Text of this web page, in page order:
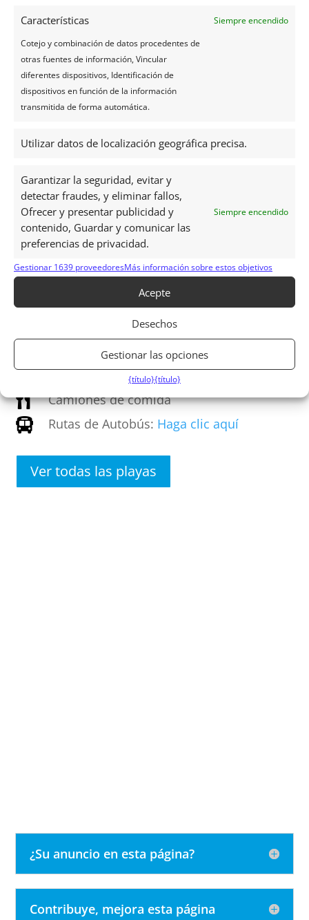
Características
Siempre encendido
Cotejo y combinación de datos procedentes de
otras fuentes de información, Vincular
diferentes dispositivos, Identificación de
dispositivos en función de la información
transmitida de forma automática.
Utilizar datos de localización geográfica precisa.
Garantizar la seguridad, evitar y
detectar fraudes, y eliminar fallos,
Ofrecer y presentar publicidad y
contenido, Guardar y comunicar las
preferencias de privacidad.
Siempre encendido
Gestionar 1639 proveedoresMás información sobre estos objetivos
Acepte
Desechos
Gestionar las opciones
{título}{título}
Es muy sencillo, solo tienes que hacer clic en el botón de
abajo.
Crear una página personalizada
 Pronóstico del tiempo para 7 días
 Alquilar un coche
 Comprar un billete de avión
 Reserva un hotel o una villa.
 Accesible para niños y cochecitos
 Accesible para sillas de ruedas
Baños públicos
Aparcamiento
 Camiones de comida
 Rutas de Autobús: Haga clic aquí
Ver todas las playas
¿Su anuncio en esta página?
Contribuye, mejora esta página